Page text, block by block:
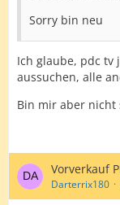
Sorry bin neu
Ich glaube, pdc tv
aussuchen, alle
Bin mir aber nicht
Vorverkauf
Darterrix180